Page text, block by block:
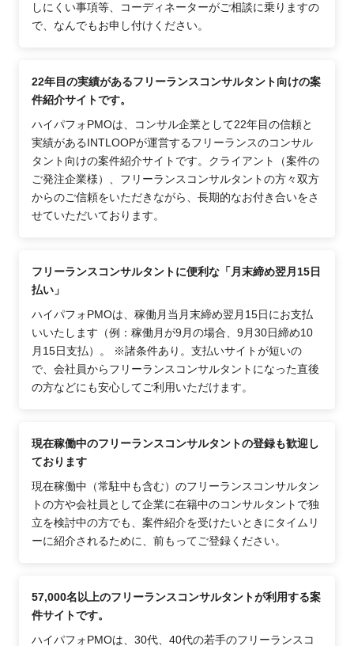
しにくい事項等、コーディネーターがご相談に乗りますの
で、なんでもお申し付けください。
22年目の実績があるフリーランスコンサルタント向けの案
件紹介サイトです。
ハイパフォPMOは、コンサル企業として22年目の信頼と
実績があるINTLOOPが運営するフリーランスのコンサル
タント向けの案件紹介サイトです。クライアント（案件の
ご発注企業様）、フリーランスコンサルタントの方々双方
からのご信頼をいただきながら、長期的なお付き合いをさ
せていただいております。
フリーランスコンサルタントに便利な「月末締め翌月15日
払い」
ハイパフォPMOは、稼働月当月末締め翌月15日にお支払
いいたします（例：稼働月が9月の場合、9月30日締め10
月15日支払）。 ※諸条件あり。支払いサイトが短いの
で、会社員からフリーランスコンサルタントになった直後
の方などにも安心してご利用いただけます。
現在稼働中のフリーランスコンサルタントの登録も歓迎し
ております
現在稼働中（常駐中も含む）のフリーランスコンサルタン
トの方や会社員として企業に在籍中のコンサルタントで独
立を検討中の方でも、案件紹介を受けたいときにタイムリ
ーに紹介されるために、前もってご登録ください。
57,000名以上のフリーランスコンサルタントが利用する案
件サイトです。
ハイパフォPMOは、30代、40代の若手のフリーランスコ